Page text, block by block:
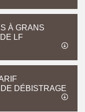
À GRANS
LF
DÉBISTRAGE